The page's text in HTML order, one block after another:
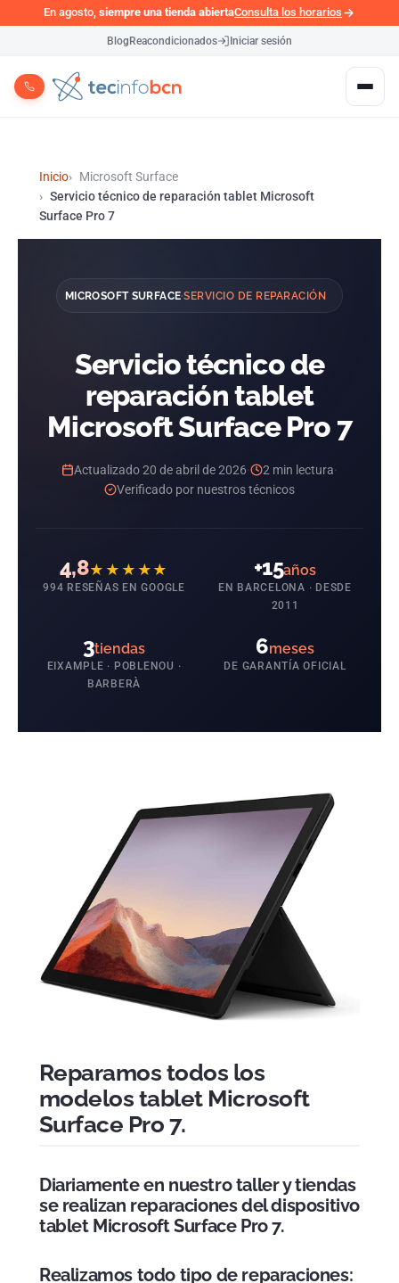
En agosto, siempre una tienda abiertaConsulta los horarios
BlogReacondicionados Iniciar sesión
Inicio
Microsoft Surface
Servicio técnico de reparación tablet Microsoft
Surface Pro 7
MICROSOFT SURFACE·SERVICIO DE REPARACIÓN
Servicio técnico de
reparación tablet
Microsoft Surface Pro 7
Actualizado 20 de abril de 2026· 2 min lectura·
Verificado por nuestros técnicos
4,8★★★★★
994 RESEÑAS EN GOOGLE
+15años
EN BARCELONA · DESDE
2011
3tiendas
EIXAMPLE · POBLENOU ·
BARBERÀ
6meses
DE GARANTÍA OFICIAL
Reparamos todos los
modelos tablet Microsoft
Surface Pro 7.
Diariamente en nuestro taller y tiendas
se realizan reparaciones del dispositivo
tablet Microsoft Surface Pro 7.
Realizamos todo tipo de reparaciones: